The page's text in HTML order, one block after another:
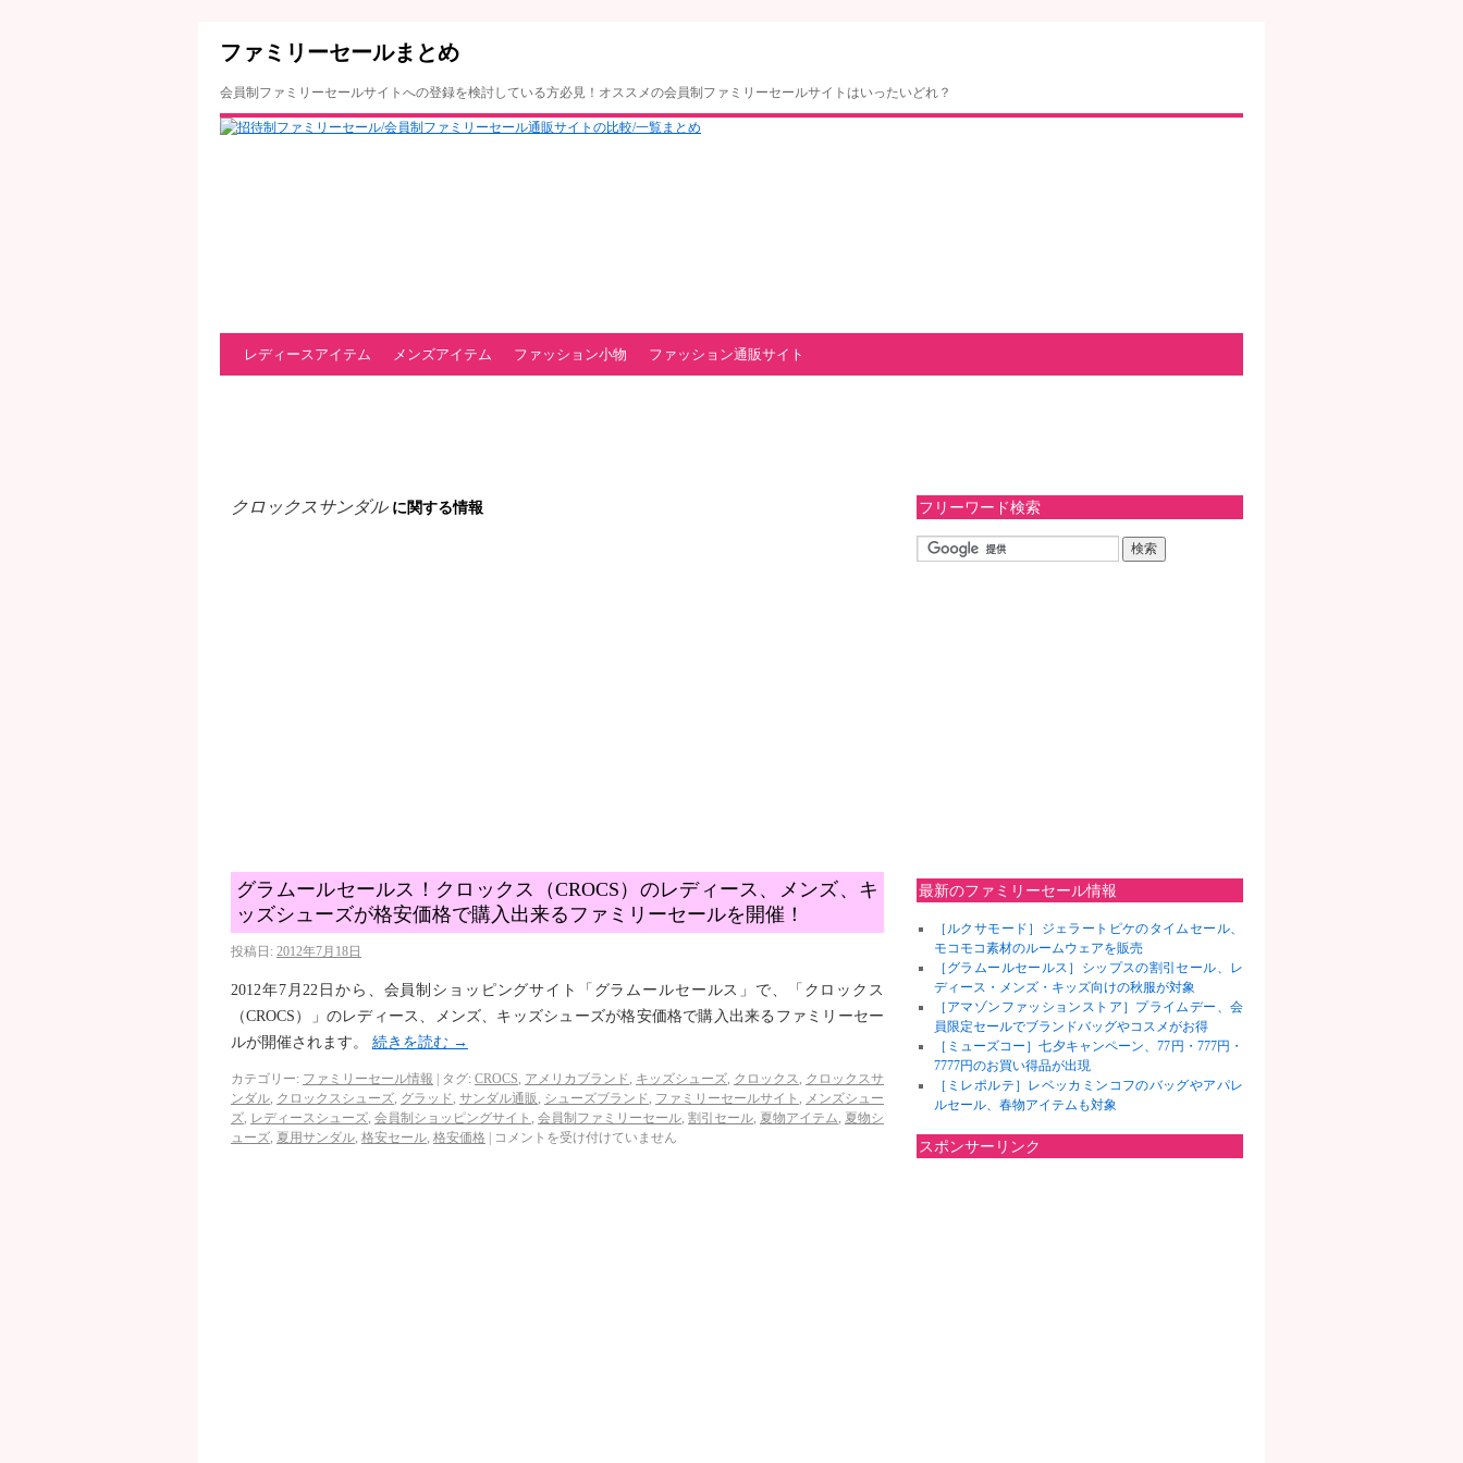
ファミリーセールまとめ
会員制ファミリーセールサイトへの登録を検討している方必見！オススメの会員制ファミリーセールサイトはいったいどれ？
レディースアイテム メンズアイテム ファッション小物 ファッション通販サイト
クロックスサンダルに関する情報
グラムールセールス！クロックス（CROCS）のレディース、メンズ、キ
ッズシューズが格安価格で購入出来るファミリーセールを開催！
投稿日: 2012年7月18日
2012年7月22日から、会員制ショッピングサイト「グラムールセールス」で、「クロックス
（CROCS）」のレディース、メンズ、キッズシューズが格安価格で購入出来るファミリーセー
ルが開催されます。 続きを読む →
カテゴリー: ファミリーセール情報 タグ: CROCS, アメリカブランド, キッズシューズ, クロックス, クロックスサ
ンダル, クロックスシューズ, グラッド, サンダル通販 , シューズブランド, ファミリーセールサイト , メンズシュー
ズ, レディースシューズ, 会員制ショッピングサイト , 会員制ファミリーセール, 割引セール, 夏物アイテム, 夏物シ
ューズ, 夏用サンダル, 格安セール, 格安価格 コメントを受け付けていません
フリーワード検索
最新のファミリーセール情報
［ルクサモード］ジェラートピケのタイムセール、
モコモコ素材のルームウェアを販売
［グラムールセールス］シップスの割引セール、レ
ディース・メンズ・キッズ向けの秋服が対象
［アマゾンファッションストア］プライムデー、会
員限定セールでブランドバッグやコスメがお得
［ミューズコー］七夕キャンペーン、77円・777円・
7777円のお買い得品が出現
［ミレポルテ］レベッカミンコフのバッグやアパレ
ルセール、春物アイテムも対象
スポンサーリンク